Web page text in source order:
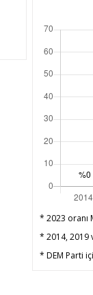
* 2023 oranı
* 2014, 2019
* DEM Parti